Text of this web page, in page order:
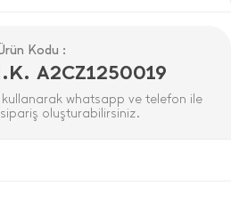
Kodu :
A2CZ1250019
kullanarak whatsapp ve telefon ile
oluşturabilirsiniz.